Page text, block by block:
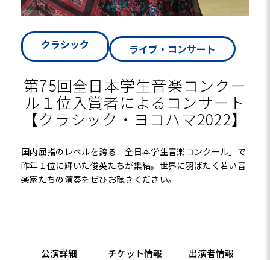
クラシック ライブ・コンサート
第75回全日本学生音楽コンクー
ル１位入賞者によるコンサート
【クラシック・ヨコハマ2022】
国内屈指のレベルを誇る「全日本学生音楽コンクール」で
昨年１位に輝いた俊英たちが集結。世界に羽ばたく若い音
楽家たちの演奏をぜひお聴きください。
公演詳細 チケット情報 出演者情報